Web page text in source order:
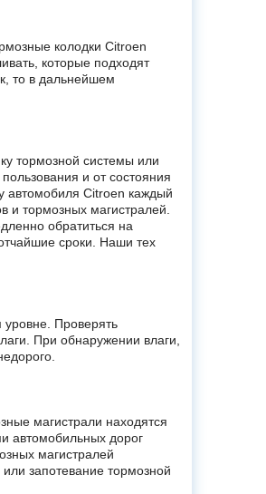
колодки Citroen
которые подходят
то в дальнейшем
тормозной системы или
и от состояния
автомобиля Citroen каждый
и тормозных магистралей.
обратиться на
сроки. Наши тех
Проверять
При обнаружении влаги,
магистрали находятся
автомобильных дорог
магистралей
запотевание тормозной